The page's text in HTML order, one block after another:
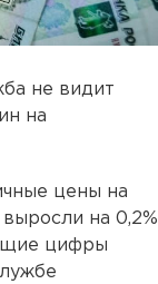
не видит
на
цены на
на 0,2%
цифры